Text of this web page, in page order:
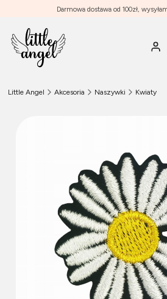
Darmowa dostawa od 100zł,
Little Angel Akcesoria Naszywki Kwiaty